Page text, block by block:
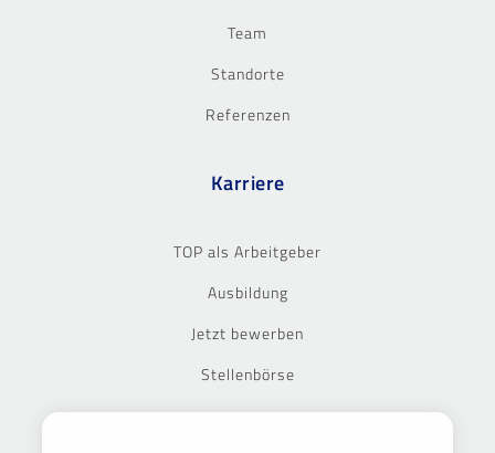
Team
Standorte
Referenzen
Karriere
TOP als Arbeitgeber
Ausbildung
Jetzt bewerben
Stellenbörse